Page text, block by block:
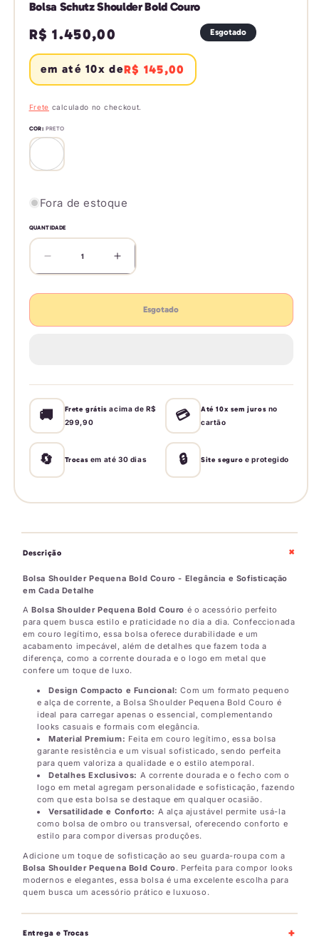
Bolsa Schutz Shoulder Bold Couro
Preço
R$ 1.450,00
em até 10x deR$ 145,00
Esgotado
Frete calculado no checkout.
COR: PRETO
Variante
esgotada
ou
Fora de estoque
QUANTIDADE
Diminuir
a
quantidade
Couro
Aumentar
a
quantidade
Couro
Esgotado
🚚 Frete grátis acima de R$
299,90
💳 Até 10x sem juros no
cartão
🔄 Trocas em até 30 dias 🔒 Site seguro e protegido
Descrição +
Bolsa Shoulder Pequena Bold Couro - Elegância e Sofisticação
em Cada Detalhe
ABolsa Shoulder Pequena Bold Couro é o acessório perfeito
para quem busca estilo e praticidade no dia a dia. Confeccionada
em couro legítimo, essa bolsa oferece durabilidade e um
acabamento impecável, além de detalhes que fazem toda a
diferença, como a corrente dourada e o logo em metal que
confere um toque de luxo.
Design Compacto e Funcional: Com um formato pequeno
e alça de corrente, a Bolsa Shoulder Pequena Bold Couro é
ideal para carregar apenas o essencial, complementando
looks casuais e formais com elegância.
Material Premium: Feita em couro legítimo, essa bolsa
garante resistência e um visual sofisticado, sendo perfeita
para quem valoriza a qualidade e o estilo atemporal.
Detalhes Exclusivos: A corrente dourada e o fecho com o
logo em metal agregam personalidade e sofisticação, fazendo
com que esta bolsa se destaque em qualquer ocasião.
Versatilidade e Conforto: A alça ajustável permite usá-la
como bolsa de ombro ou transversal, oferecendo conforto e
estilo para compor diversas produções.
Adicione um toque de sofisticação ao seu guarda-roupa com a
Bolsa Shoulder Pequena Bold Couro. Perfeita para compor looks
modernos e elegantes, essa bolsa é uma excelente escolha para
quem busca um acessório prático e luxuoso.
Entrega e Trocas +